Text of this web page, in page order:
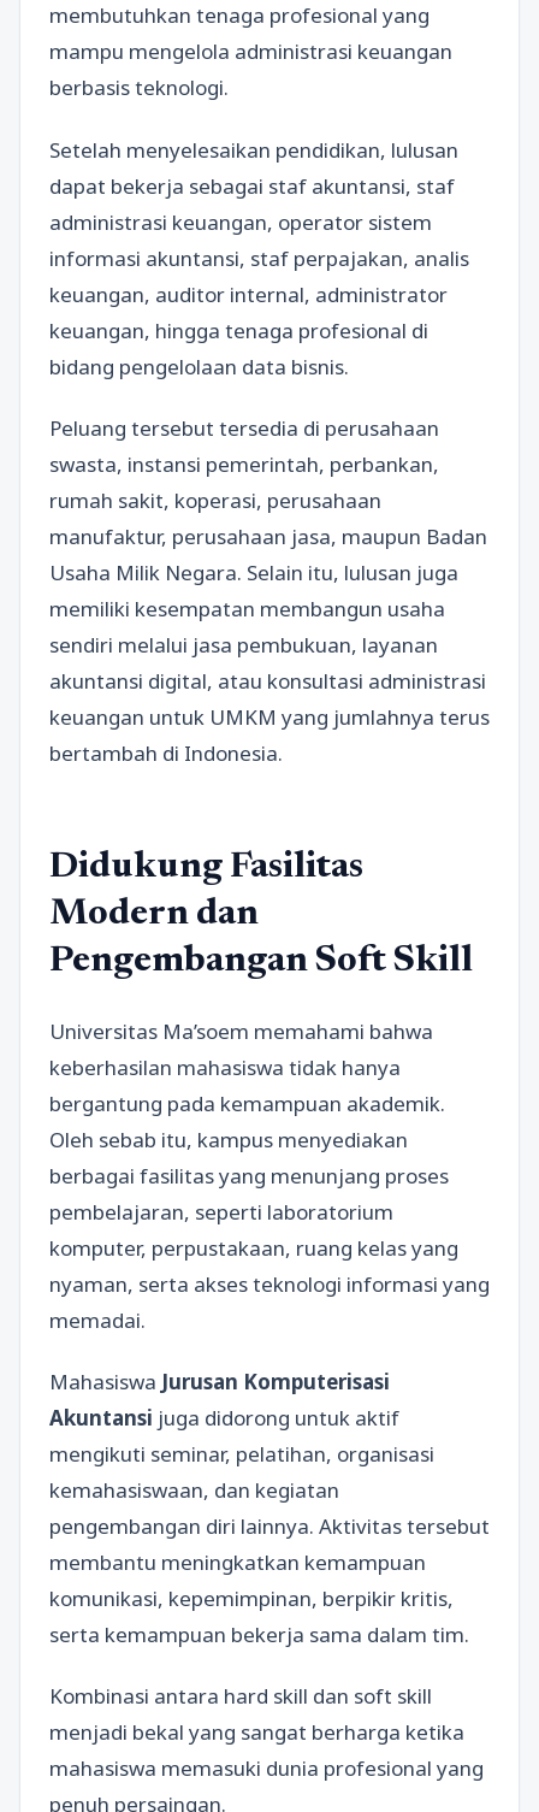
membutuhkan tenaga profesional yang
mampu mengelola administrasi keuangan
berbasis teknologi.
Setelah menyelesaikan pendidikan, lulusan
dapat bekerja sebagai staf akuntansi, staf
administrasi keuangan, operator sistem
informasi akuntansi, staf perpajakan, analis
keuangan, auditor internal, administrator
keuangan, hingga tenaga profesional di
bidang pengelolaan data bisnis.
Peluang tersebut tersedia di perusahaan
swasta, instansi pemerintah, perbankan,
rumah sakit, koperasi, perusahaan
manufaktur, perusahaan jasa, maupun Badan
Usaha Milik Negara. Selain itu, lulusan juga
memiliki kesempatan membangun usaha
sendiri melalui jasa pembukuan, layanan
akuntansi digital, atau konsultasi administrasi
keuangan untuk UMKM yang jumlahnya terus
bertambah di Indonesia.
Didukung Fasilitas
Modern dan
Pengembangan Soft Skill
Universitas Ma’soem memahami bahwa
keberhasilan mahasiswa tidak hanya
bergantung pada kemampuan akademik.
Oleh sebab itu, kampus menyediakan
berbagai fasilitas yang menunjang proses
pembelajaran, seperti laboratorium
komputer, perpustakaan, ruang kelas yang
nyaman, serta akses teknologi informasi yang
memadai.
Mahasiswa Jurusan Komputerisasi
Akuntansi juga didorong untuk aktif
mengikuti seminar, pelatihan, organisasi
kemahasiswaan, dan kegiatan
pengembangan diri lainnya. Aktivitas tersebut
membantu meningkatkan kemampuan
komunikasi, kepemimpinan, berpikir kritis,
serta kemampuan bekerja sama dalam tim.
Kombinasi antara hard skill dan soft skill
menjadi bekal yang sangat berharga ketika
mahasiswa memasuki dunia profesional yang
penuh persaingan.